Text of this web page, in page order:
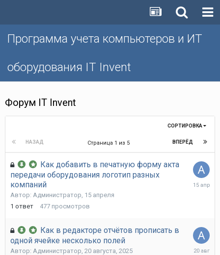
Программа учета компьютеров и ИТ
оборудования IT Invent
Форум IT Invent
СОРТИРОВКА
НАЗАД ВПЕРЁД
Страница 1 из 5
Как добавить в печатную форму акта
передачи оборудования логотип разных
компаний
Автор: Администратор, 15 апреля
1 ответ 477 просмотров
15
Как в редакторе отчётов прописать в
одной ячейке несколько полей
Автор: Администратор, 20 августа, 2025
20